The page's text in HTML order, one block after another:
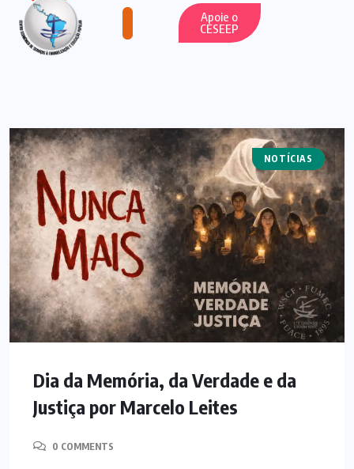
Apoie o
CESEEP
ARTIGOS
NOTÍCIAS
Dia da Memória, da Verdade e da
Justiça por Marcelo Leites
0 COMMENTS